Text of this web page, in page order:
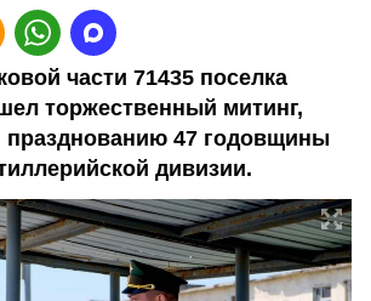
части 71435 поселка
торжественный митинг,
47 годовщины
дивизии.